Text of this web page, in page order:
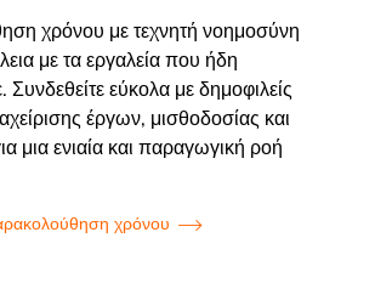
χρόνου με τεχνητή νοημοσύνη
με τα εργαλεία που ήδη
Συνδεθείτε εύκολα με δημοφιλείς
έργων, μισθοδοσίας και
μια ενιαία και παραγωγική ροή
χρόνου